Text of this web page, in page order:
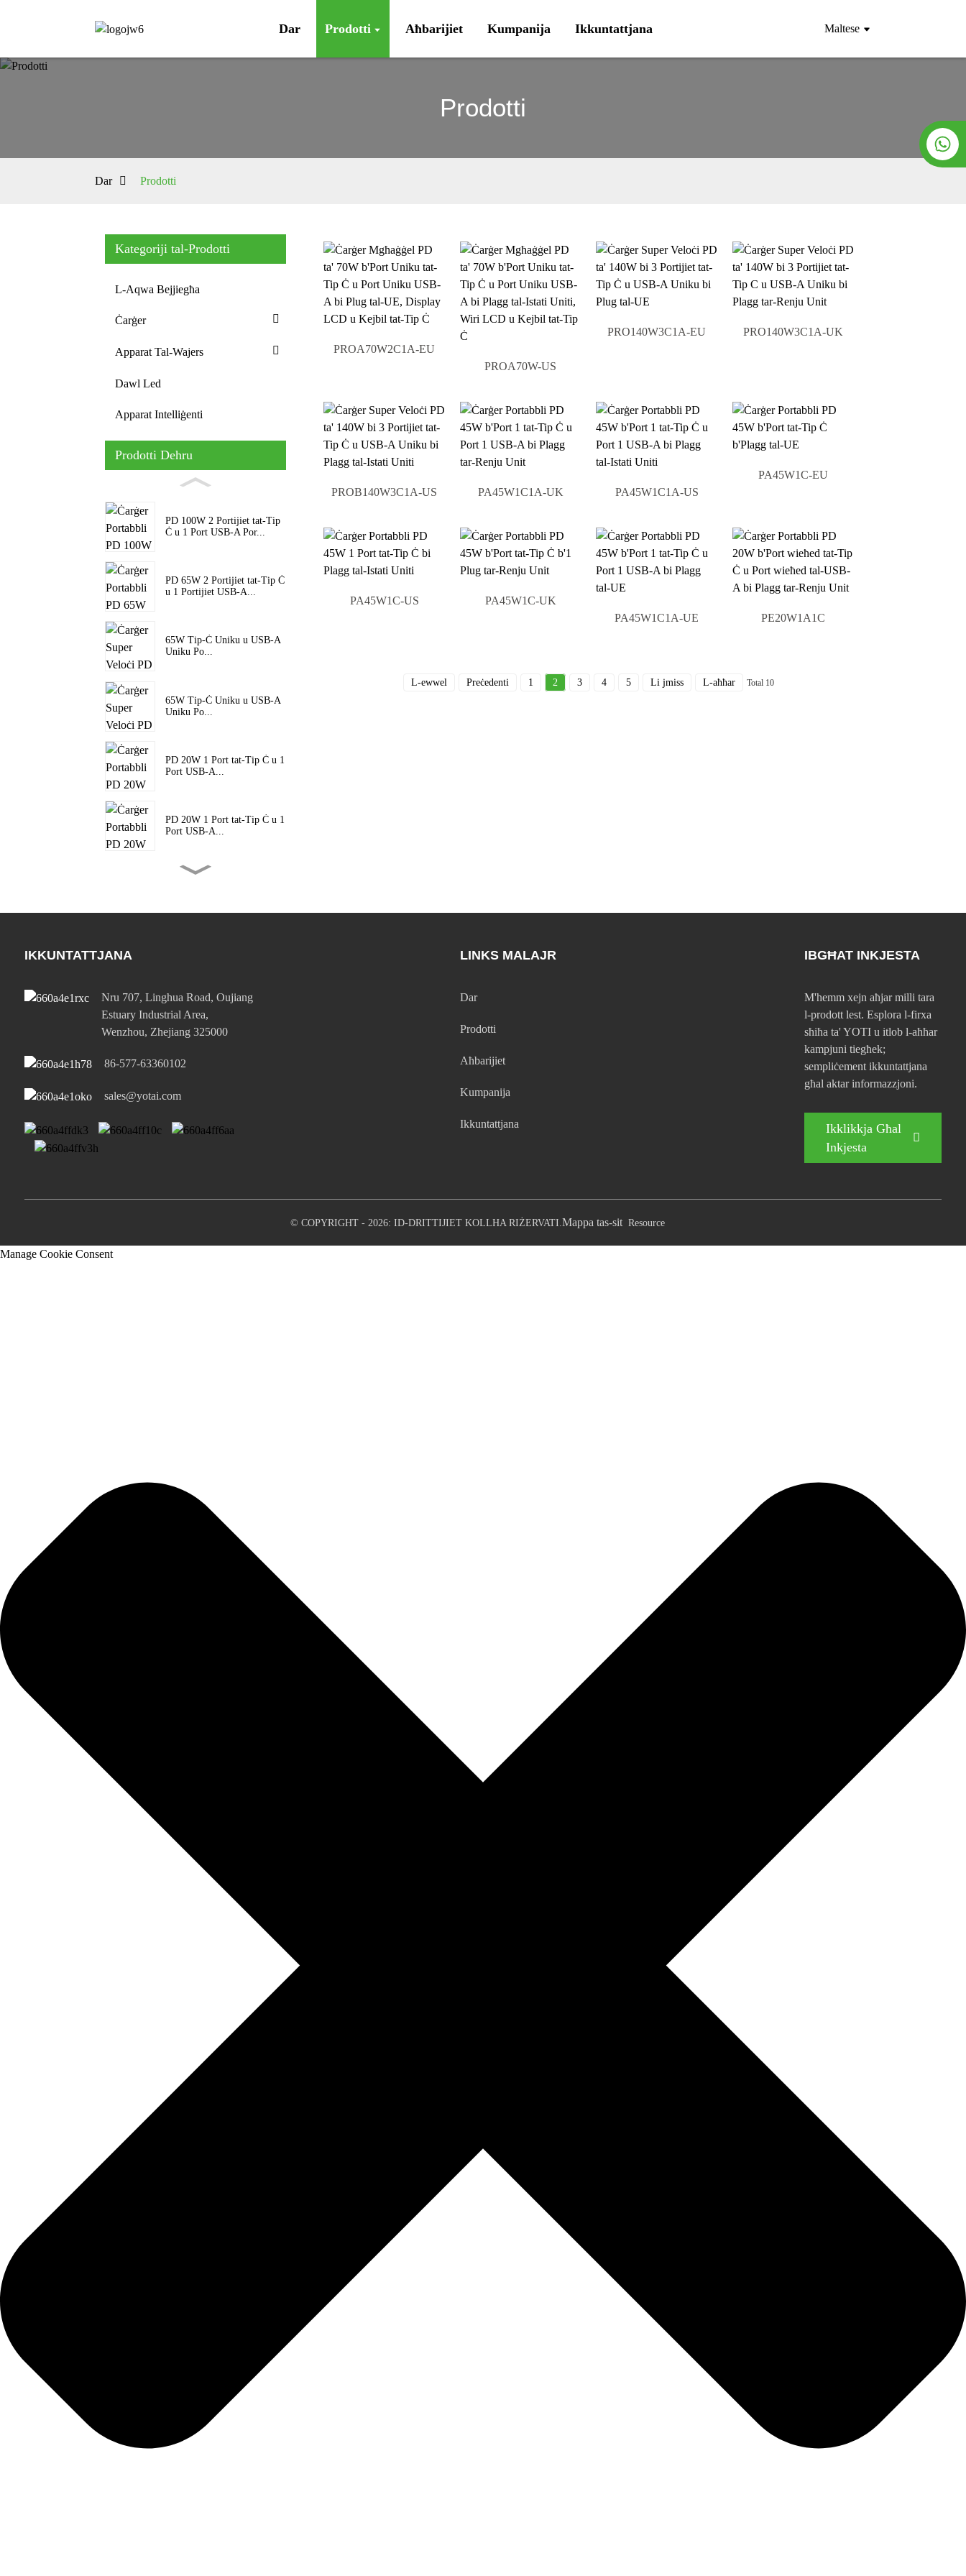
Dar Prodotti Aħbarijiet Kumpanija Ikkuntattjana Maltese
Prodotti
Dar Prodotti
Kategoriji tal-Prodotti
L-Aqwa Bejjiegħa
Ċarġer
Apparat Tal-Wajers
Dawl Led
Apparat Intelliġenti
Prodotti Dehru
PD 100W 2 Portijiet tat-Tip
Ċ u 1 Port USB-A Por...
PD 65W 2 Portijiet tat-Tip Ċ
u 1 Portijiet USB-A...
65W Tip-Ċ Uniku u USB-A
Uniku Po...
65W Tip-Ċ Uniku u USB-A
Uniku Po...
PD 20W 1 Port tat-Tip Ċ u 1
Port USB-A...
PD 20W 1 Port tat-Tip Ċ u 1
Port USB-A...
45W Port Uniku tat-Tip Ċ
PD Super Veloċi ...
65W Tip-Ċ Uniku u USB-A
Uniku Po...
PROA70W2C1A-EU
PROA70W-US
PRO140W3C1A-EU PRO140W3C1A-UK
PROB140W3C1A-US PA45W1C1A-UK PA45W1C1A-US
PA45W1C-EU
PA45W1C-US
PA45W1C-UK
PA45W1C1A-UE
PE20W1A1C
L-ewwel Preċedenti 1 2 3 4 5 Li jmiss L-aħħar Total 10
IKKUNTATTJANA
Nru 707, Linghua Road, Oujiang
Estuary Industrial Area,
Wenzhou, Zhejiang 325000
86-577-63360102
sales@yotai.com
LINKS MALAJR
Dar
Prodotti
Aħbarijiet
Kumpanija
Ikkuntattjana
IBGĦAT INKJESTA
M'hemm xejn aħjar milli tara
l-prodott lest. Esplora l-firxa
sħiħa ta' YOTI u itlob l-aħħar
kampjuni tiegħek;
sempliċement ikkuntattjana
għal aktar informazzjoni.
Ikklikkja Għal
Inkjesta
© COPYRIGHT - 2026: ID-DRITTIJIET KOLLHA RIŻERVATI. Mappa tas-sit Resource
Manage Cookie Consent